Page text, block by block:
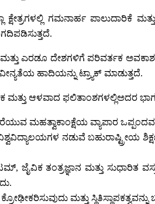
ಗಮನಾರ್ಹ ಪಾಲುದಾರಿಕೆ
ಎರಡೂ ದೇಶಗಳಿಗೆ ಪರಿವರ್ತಕ
ಹಾದಿಯನ್ನು ಟ್ರ್ಯಾಕ್‌ ಮಾಡುತ್ತದೆ.
ಆಳವಾದ ಫಲಿತಾಂಶಗಳಲ್ಲಿಅದರ
ಮಹತ್ವಾಕಾಂಕ್ಷೆಯ ವ್ಯಾಪಾರ
ನಡುವೆ ಬಹುರಾಷ್ಟ್ರೀಯ
ಜೈವಿಕ ತಂತ್ರಜ್ಞಾನ ಮತ್ತು
ಮತ್ತು